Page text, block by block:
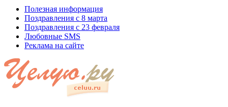
Полезная информация
Поздравления с 8 марта
Поздравления с 23 февраля
Любовные SMS
Реклама на сайте